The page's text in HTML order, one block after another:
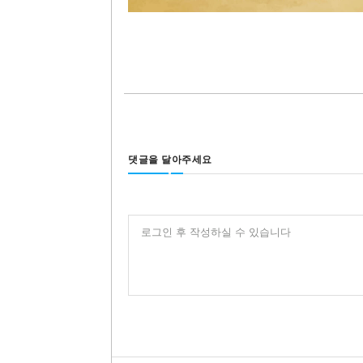
댓글을 달아주세요
로그인 후 작성하실 수 있습니다